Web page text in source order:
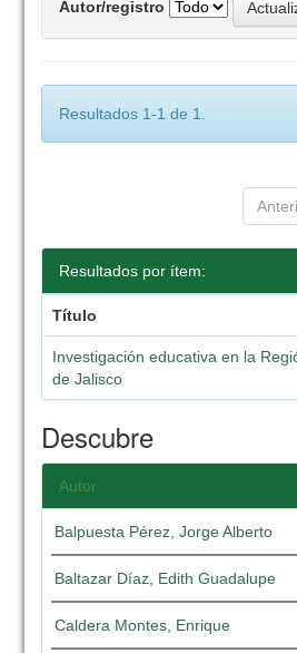
Autor/registro
Resultados 1-1 de 1.
Resultados por ítem:
Título
Investigación educativa en la
de Jalisco
Descubre
Autor
Balpuesta Pérez, Jorge Alberto
Baltazar Díaz, Edith Guadalupe
Caldera Montes, Enrique